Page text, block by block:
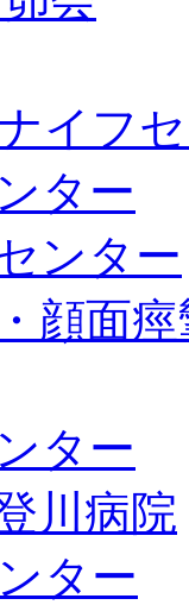
イフ
ター
ンター
顔面
ター
川病院
ター